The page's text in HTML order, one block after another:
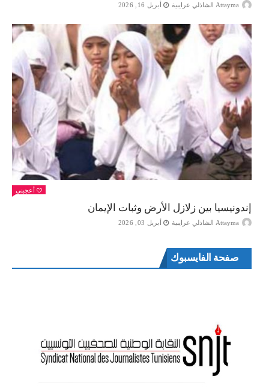
Attayma الشاذلي عرايبية أبريل 16, 2026
أعجبني
إندونيسيا بين زلازل الأرض وثبات الإيمان
Attayma الشاذلي عرايبية أبريل 03, 2026
صفحة الفايسبوك